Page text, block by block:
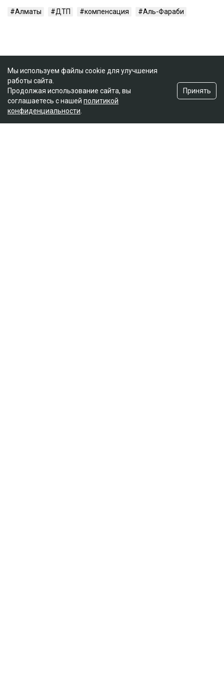
Алматы ДТП компенсация Аль-Фараби
Мы используем файлы cookie для улучшения
работы сайта.
Продолжая использование сайта, вы
соглашаетесь с нашей политикой
конфиденциальности
Принять